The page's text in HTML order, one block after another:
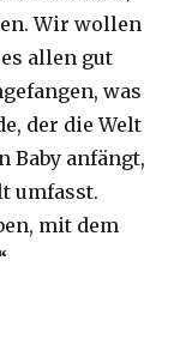
Wir wollen
allen gut
was
der die Welt
Baby anfängt,
umfasst.
mit dem